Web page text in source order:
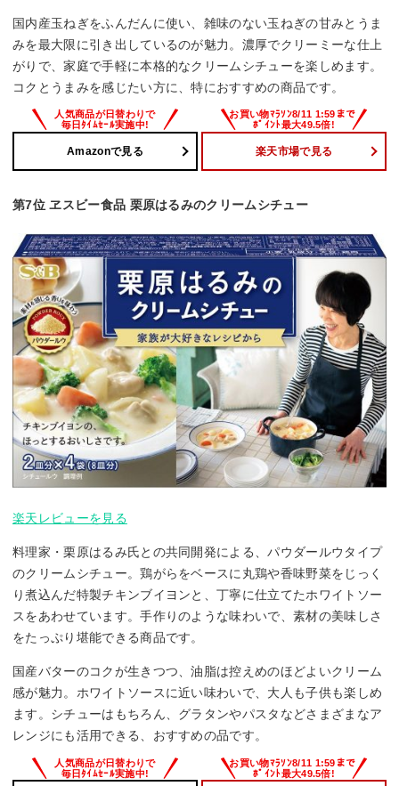
国内産玉ねぎをふんだんに使い、雑味のない玉ねぎの甘みとうま
みを最大限に引き出しているのが魅力。濃厚でクリーミーな仕上
がりで、家庭で手軽に本格的なクリームシチューを楽しめます。
コクとうまみを感じたい方に、特におすすめの商品です。
Amazonで見る 楽天市場で見る
第7位 ヱスビー食品 栗原はるみのクリームシチュー
楽天レビューを見る
料理家・栗原はるみ氏との共同開発による、パウダールウタイプ
のクリームシチュー。鶏がらをベースに丸鶏や香味野菜をじっく
り煮込んだ特製チキンブイヨンと、丁寧に仕立てたホワイトソー
スをあわせています。手作りのような味わいで、素材の美味しさ
をたっぷり堪能できる商品です。
国産バターのコクが生きつつ、油脂は控えめのほどよいクリーム
感が魅力。ホワイトソースに近い味わいで、大人も子供も楽しめ
ます。シチューはもちろん、グラタンやパスタなどさまざまなア
レンジにも活用できる、おすすめの品です。